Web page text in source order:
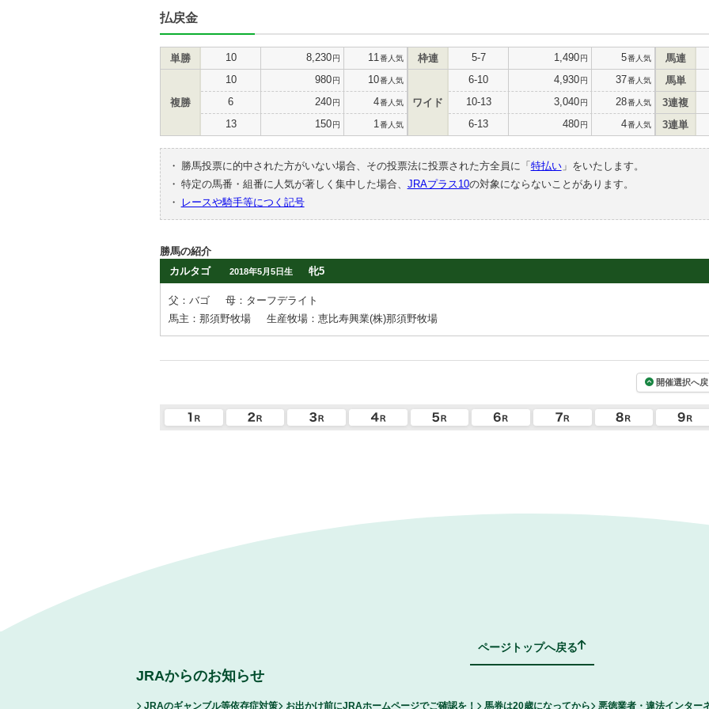
払戻金
単勝 10 8,230円 11 番人気
複勝
10 980円 10番人気
6 240円 4番人気
13 150円 1 番人気
枠連 5-7 1,490円 5番人気
ワイド
6-10 4,930円 37番人気
10-13 3,040円 28番人気
6-13 480円 4番人気
馬連
馬単
3連複
3連単
・ 勝馬投票に的中された方がいない場合、その投票法に投票された方全員に「 特払い」をいたします。
・ 特定の馬番・組番に人気が著しく集中した場合、 JRAプラス10の対象にならないことがあります。
・
レースや騎手等につく記号
勝馬の紹介
カルタゴ
2018年5月5日生 牝5
父：バゴ
母：ターフデライト
馬主：那須野牧場
生産牧場：恵比寿興業(株)那須野牧場
開催選択へ
ページトップへ戻る
JRAからのお知らせ
JRAのギャンブル等依存症対策 お出かけ前にJRAホームページでご確認を！ 馬券は20歳になってから 悪徳業者・違法インター